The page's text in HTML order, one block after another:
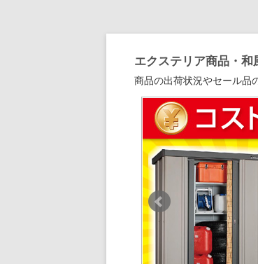
エクステリア商品・
商品の出荷状況やセール品